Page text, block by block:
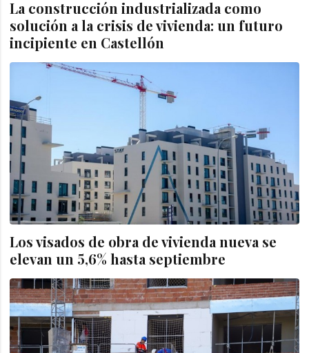
La construcción industrializada como
solución a la crisis de vivienda: un futuro
incipiente en Castellón
Los visados de obra de vivienda nueva se
elevan un 5,6% hasta septiembre